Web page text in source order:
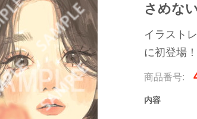
さめな
イラスト
に初登場！
商品番号:
内容